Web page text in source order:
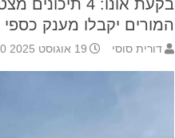
בקעת אונו: 4
המורים יקבלו מענק כספי
דורית סוסי 19 אוגוסט 2025 12:10